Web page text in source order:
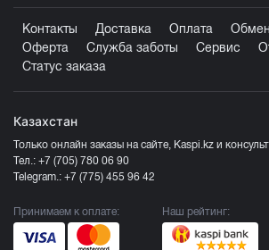
Контакты Доставка Оплата
Оферта
Служба заботы Сервис
Статус заказа
Казахстан
Только онлайн заказы на сайте, Kaspi.kz и
Тел.: +7 (705) 780 06 90
Telegram.: +7 (775) 455 96 42
Принимаем к оплате: Наш рейтинг: